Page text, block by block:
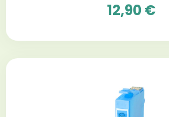
12,90 €